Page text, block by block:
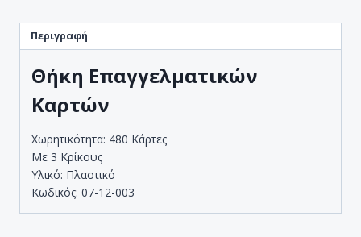
Περιγραφή
Θήκη Επαγγελματικών
Καρτών
Χωρητικότητα: 480 Κάρτες
Με 3 Κρίκους
Υλικό: Πλαστικό
Κωδικός: 07-12-003